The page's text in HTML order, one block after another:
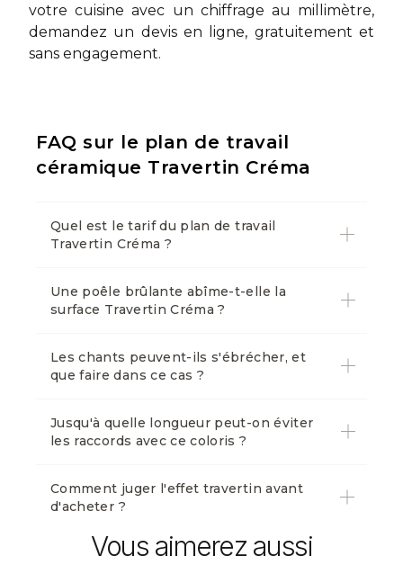
votre cuisine avec un chiffrage au millimètre,
demandez un devis en ligne, gratuitement et
sans engagement.
FAQ sur le plan de travail
céramique Travertin Créma
Quel est le tarif du plan de travail
Travertin Créma ?
Une poêle brûlante abîme-t-elle la
surface Travertin Créma ?
Les chants peuvent-ils s'ébrécher, et
que faire dans ce cas ?
Jusqu'à quelle longueur peut-on éviter
les raccords avec ce coloris ?
Comment juger l'effet travertin avant
d'acheter ?
Vous aimerez aussi